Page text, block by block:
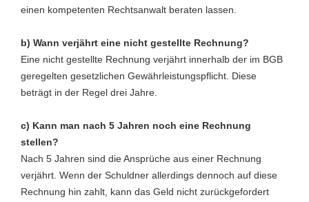
einen kompetenten Rechtsanwalt beraten lassen.
b) Wann verjährt eine nicht gestellte Rechnung?
Eine nicht gestellte Rechnung verjährt innerhalb der im BGB
geregelten gesetzlichen Gewährleistungspflicht. Diese
beträgt in der Regel drei Jahre.
c) Kann man nach 5 Jahren noch eine Rechnung
stellen?
Nach 5 Jahren sind die Ansprüche aus einer Rechnung
verjährt. Wenn der Schuldner allerdings dennoch auf diese
Rechnung hin zahlt, kann das Geld nicht zurückgefordert